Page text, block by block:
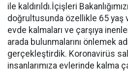
ile kaldırıldı.İçişleri
doğrultusunda özellikle 65 yaş
evde kalmaları ve çarşıya
arada bulunmalarını önlemek
gerçekleştirdik. Koronavirüs
insanlarımıza evlerinde kalma